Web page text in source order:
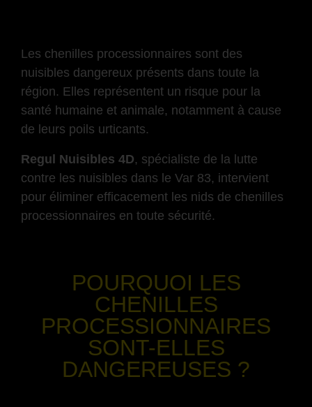
Les chenilles processionnaires sont des
nuisibles dangereux présents dans toute la
région. Elles représentent un risque pour la
santé humaine et animale, notamment à cause
de leurs poils urticants.
Regul Nuisibles 4D, spécialiste de la lutte
contre les nuisibles dans le Var 83, intervient
pour éliminer efficacement les nids de chenilles
processionnaires en toute sécurité.
POURQUOI LES
CHENILLES
PROCESSIONNAIRES
SONT-ELLES
DANGEREUSES ?